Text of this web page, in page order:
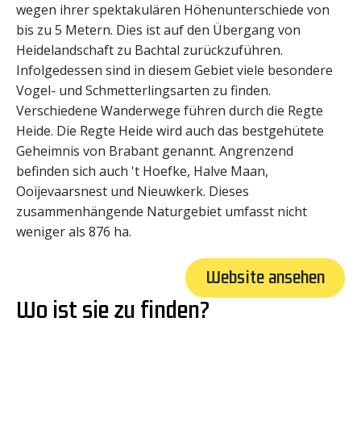
wegen ihrer spektakulären Höhenunterschiede von
bis zu 5 Metern. Dies ist auf den Übergang von
Heidelandschaft zu Bachtal zurückzuführen.
Infolgedessen sind in diesem Gebiet viele besondere
Vogel- und Schmetterlingsarten zu finden.
Verschiedene Wanderwege führen durch die Regte
Heide. Die Regte Heide wird auch das bestgehütete
Geheimnis von Brabant genannt. Angrenzend
befinden sich auch 't Hoefke, Halve Maan,
Ooijevaarsnest und Nieuwkerk. Dieses
zusammenhängende Naturgebiet umfasst nicht
weniger als 876 ha.
Website ansehen
Wo ist sie zu finden?